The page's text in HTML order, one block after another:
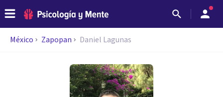
México Zapopan Daniel Lagunas